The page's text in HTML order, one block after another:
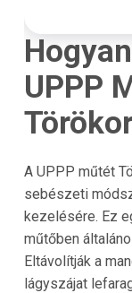
UPPP
A UPPP műtét
sebészeti
kezelésére. Ez
műtőben
Eltávolítják a
lágyszájat